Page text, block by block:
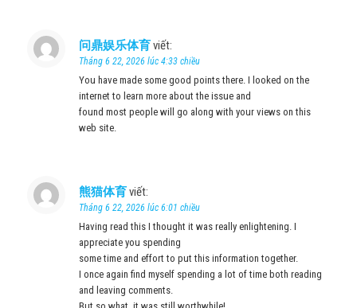
问鼎娱乐体育viết:
Tháng 6 22, 2026 lúc 4:33 chiều
You have made some good points there. I looked on the
internet to learn more about the issue and
found most people will go along with your views on this
web site.
熊猫体育viết:
Tháng 6 22, 2026 lúc 6:01 chiều
Having read this I thought it was really enlightening. I
appreciate you spending
some time and effort to put this information together.
I once again find myself spending a lot of time both reading
and leaving comments.